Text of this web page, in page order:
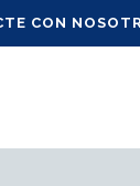
CON